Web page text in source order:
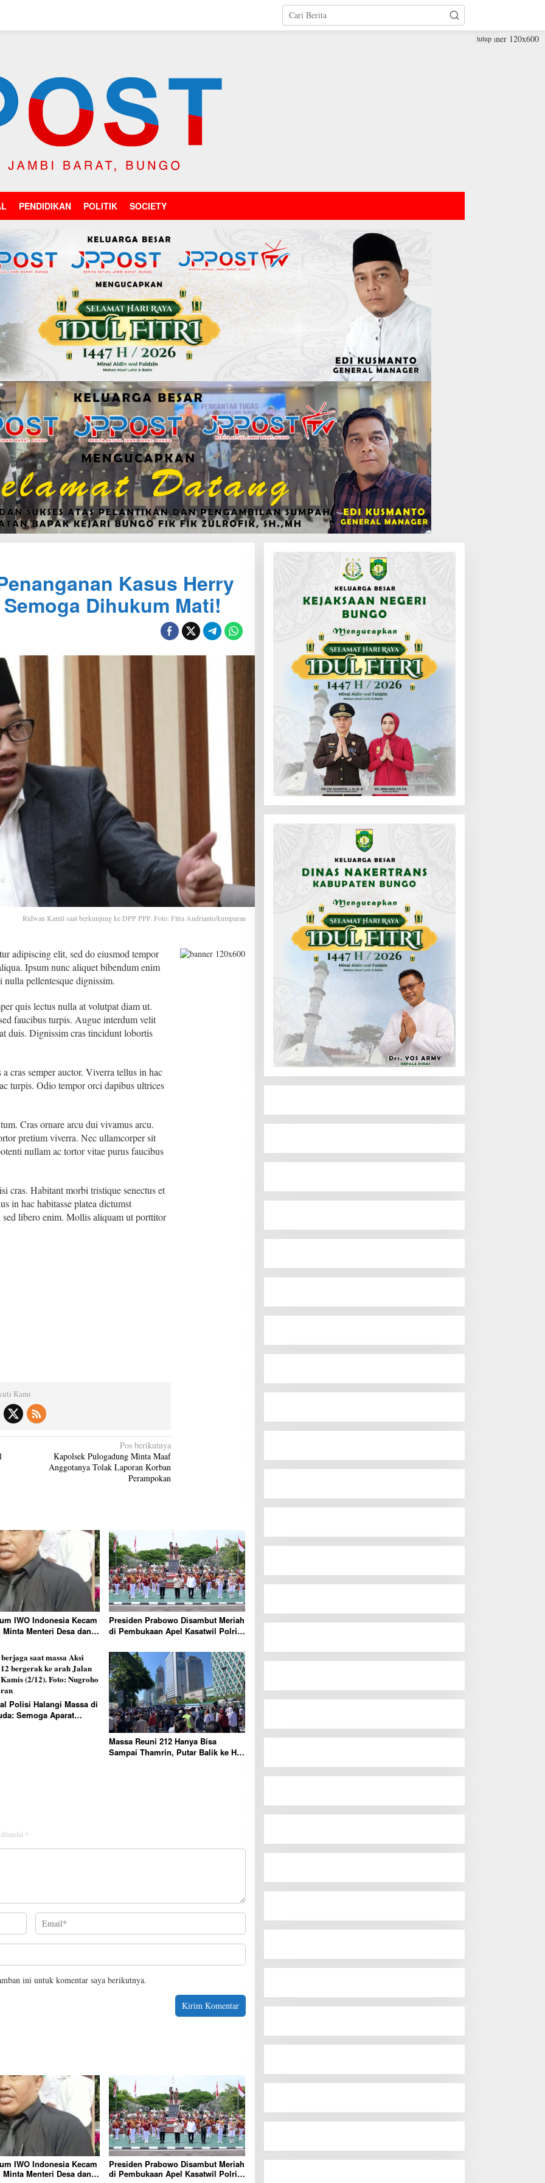
PENDIDIKAN POLITIK SOCIETY
tutup
Kasus Herry
Dihukum Mati!
Ridwan Kamil saat berkunjung ke DPP PPP. Foto: Fitra Andrianto/kumparan
adipiscing elit, sed do eiusmod tempor
Ipsum nunc aliquet bibendum enim
pellentesque dignissim.
quis lectus nulla at volutpat diam ut.
faucibus turpis. Augue interdum velit
duis. Dignissim cras tincidunt lobortis
cras semper auctor. Viverra tellus in hac
turpis. Odio tempor orci dapibus ultrices
Cras ornare arcu dui vivamus arcu.
pretium viverra. Nec ullamcorper sit
nullam ac tortor vitae purus faucibus
cras. Habitant morbi tristique senectus et
in hac habitasse platea dictumst
libero enim. Mollis aliquam ut porttitor
Kami
Pos berikutnya
Kapolsek Pulogadung Minta Maaf
Anggotanya Tolak Laporan Korban
Perampokan
IWO Indonesia Kecam
Minta Menteri Desa dan
Presiden Prabowo Disambut Meriah
di Pembukaan Apel Kasatwil Polri
Polisi Halangi Massa di
Semoga Aparat
Massa Reuni 212 Hanya Bisa
Sampai Thamrin, Putar Balik ke HI
*
ini untuk komentar saya berikutnya.
IWO Indonesia Kecam
Minta Menteri Desa dan
Presiden Prabowo Disambut Meriah
di Pembukaan Apel Kasatwil Polri